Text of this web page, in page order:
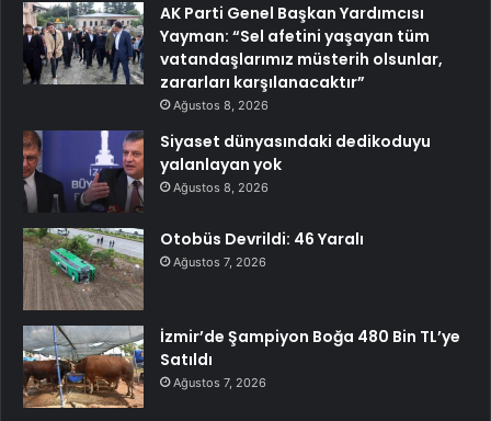
AK Parti Genel Başkan Yardımcısı
Yayman: “Sel afetini yaşayan tüm
vatandaşlarımız müsterih olsunlar,
zararları karşılanacaktır”
Ağustos 8, 2026
Siyaset dünyasındaki dedikoduyu
yalanlayan yok
Ağustos 8, 2026
Otobüs Devrildi: 46 Yaralı
Ağustos 7, 2026
İzmir’de Şampiyon Boğa 480 Bin TL’ye
Satıldı
Ağustos 7, 2026